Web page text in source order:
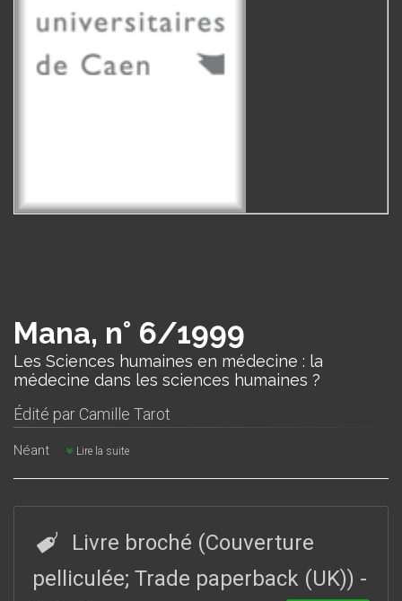
Mana, n° 6/1999
Les Sciences humaines en médecine : la
médecine dans les sciences humaines ?
Édité par Camille Tarot
Néant Lire la suite
Livre broché (Couverture
pelliculée; Trade paperback (UK)) -